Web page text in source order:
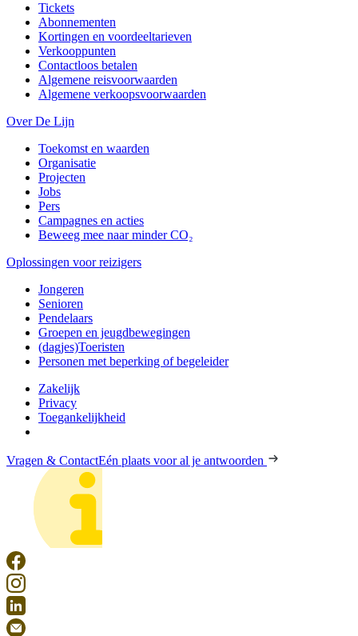
Tickets
Abonnementen
Kortingen en voordeeltarieven
Verkooppunten
Contactloos betalen
Algemene reisvoorwaarden
Algemene verkoopsvoorwaarden
Over De Lijn
Toekomst en waarden
Organisatie
Projecten
Jobs
Pers
Campagnes en acties
Beweeg mee naar minder CO₂
Oplossingen voor reizigers
Jongeren
Senioren
Pendelaars
Groepen en jeugdbewegingen
(dagjes)Toeristen
Personen met beperking of begeleider
Zakelijk
Privacy
Toegankelijkheid
Vragen & ContactEén plaats voor al je antwoorden